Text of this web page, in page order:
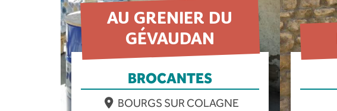
AU GRENIER DU
GÉVAUDAN
BROCANTES
BOURGS SUR COLAGNE